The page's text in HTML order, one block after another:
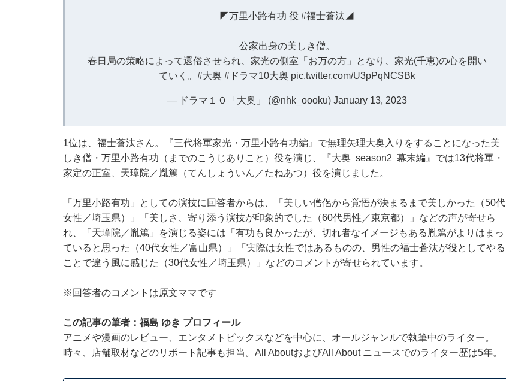
◤万里小路有功 役 #福士蒼汰 ◢
公家出身の美しき僧。
春日局の策略によって還俗させられ、家光の側室「お万の方」となり、家光(千恵)の心を開い
ていく。 #大奥 #ドラマ10大奥 pic.twitter.com/U3pPqNCSBk
— ドラマ１０「大奥」 (@nhk_oooku) January 13, 2023
1位は、福士蒼汰さん。『三代将軍家光・万里小路有功編』で無理矢理大奥入りをすることになった美
しき僧・万里小路有功（までのこうじありこと）役を演じ、『大奥 season2 幕末編』では13代将軍・
家定の正室、天璋院／胤篤（てんしょういん／たねあつ）役を演じました。
「万里小路有功」としての演技に回答者からは、「美しい僧侶から覚悟が決まるまで美しかった（50代
女性／埼玉県）」「美しさ、寄り添う演技が印象的でした（60代男性／東京都）」などの声が寄せら
れ、「天璋院／胤篤」を演じる姿には「有功も良かったが、切れ者なイメージもある胤篤がよりはまっ
ていると思った（40代女性／富山県）」「実際は女性ではあるものの、男性の福士蒼汰が役としてやる
ことで違う風に感じた（30代女性／埼玉県）」などのコメントが寄せられています。
※回答者のコメントは原文ママです
この記事の筆者：福島 ゆき プロフィール
アニメや漫画のレビュー、エンタメトピックスなどを中心に、オールジャンルで執筆中のライター。
時々、店舗取材などのリポート記事も担当。All AboutおよびAll About ニュースでのライター歴は5年。